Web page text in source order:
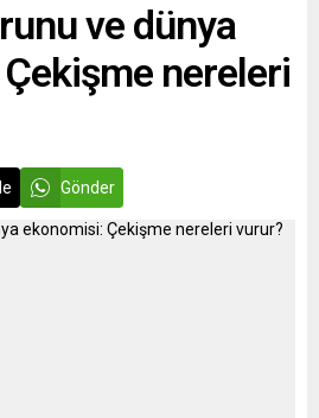
ve dünya
nereleri
Gönder